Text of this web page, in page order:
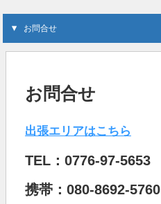
お問合せ
お問合せ
出張エリアはこちら
TEL：0776-97-5653
携帯：080-8692-5760